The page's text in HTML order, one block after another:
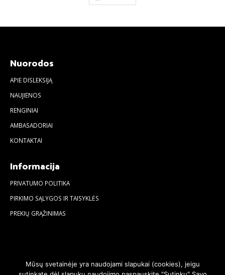
Nuorodos
APIE DISLEKSIJĄ
NAUJIENOS
RENGINIAI
AMBASADORIAI
KONTAKTAI
Informacija
PRIVATUMO POLITIKA
PIRKIMO SĄLYGOS IR TAISYKLĖS
PREKIŲ GRĄŽINIMAS
Mūsų svetainėje yra naudojami slapukai (cookies), jeigu